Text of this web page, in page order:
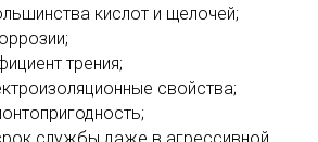
кислот и щелочей;
трения;
свойства;